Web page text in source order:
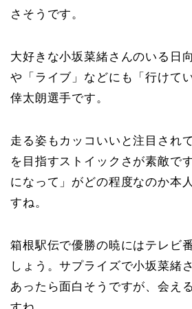
さそうです。
大好きな小坂菜緒さんのいる日
や「ライブ」などにも「行けて
倖太朗選手です。
走る姿もカッコいいと注目され
を目指すストイックさが素敵で
になって」がどの程度なのか本
すね。
箱根駅伝で優勝の暁にはテレビ
しょう。サプライズで小坂菜緒
あったら面白そうですが、会え